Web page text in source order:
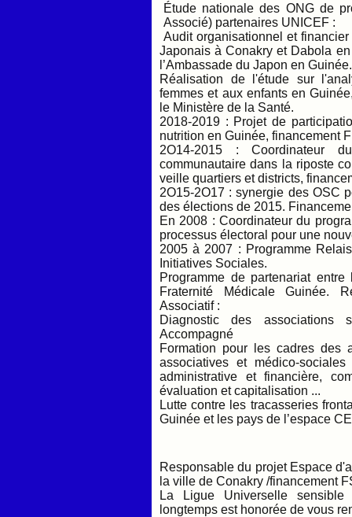
Étude nationale des ONG de
Associé) partenaires UNICEF :
Audit organisationnel et
Japonais à Conakry et Dabola
l’Ambassade du Japon en Guinée.
Réalisation de l'étude sur
femmes et aux enfants en
le Ministère de la Santé.
2018-2019 : Projet de
nutrition en Guinée, financement
2O14-2015 : Coordinateur
communautaire dans la riposte
veille quartiers et districts,
2O15-2O17 : synergie des OSC
des élections de 2015.
En 2008 : Coordinateur du
processus électoral pour une
2005 à 2007 : Programme
Initiatives Sociales.
Programme de partenariat
Fraternité Médicale Guinée.
Associatif :
Diagnostic des associations
Accompagné
Formation pour les cadres des
associatives et médico-
administrative et financière,
évaluation et capitalisation ...
Lutte contre les tracasseries
Guinée et les pays de l’espace
Responsable du projet Espace
la ville de Conakry /financement
La Ligue Universelle
longtemps est honorée de vous